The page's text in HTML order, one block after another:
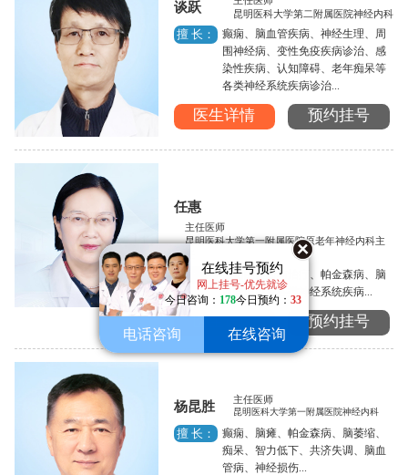
在线挂号预约
网上挂号-优先就诊
今日咨询： 178今日预约： 33
电话咨询 在线咨询
谈跃
昆明医科大学第二附属医院神经内科
擅 长：
癫痫、脑血管疾病、神经生理、周
围神经病、变性免疫疾病诊治、感
染性疾病、认知障碍、老年痴呆等
各类神经系统疾病诊治...
医生详情 预约挂号
任惠
主任医师
昆明医科大学第一附属医院原老年神经内科主
任
擅 长： 癫痫的诊断与治疗、帕金森病、脑
血管病以及各类神经系统疾病...
医生详情 预约挂号
杨昆胜 主任医师
昆明医科大学第一附属医院神经内科
擅 长：
癫痫、脑瘫、帕金森病、脑萎缩、
痴呆、智力低下、共济失调、脑血
管病、神经损伤...